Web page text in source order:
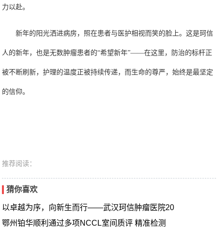
力以赴。
新年的阳光洒进病房，照在患者与医护相视而笑的脸上。这是珂信
人的新年，也是无数肿瘤患者的“希望新年”——在这里，防治的标杆正
被不断刷新，护理的温度正被持续传递，而生命的尊严，始终是最坚定
的信仰。
推荐阅读：
猜你喜欢
以卓越为序，向新生而行——武汉珂信肿瘤医院20
鄂州铂华顺利通过多项NCCL室间质评 精准检测